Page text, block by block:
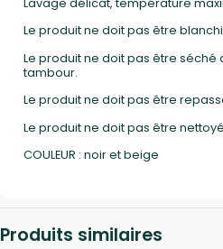
Lavage délicat, température
Le produit ne doit pas être
Le produit ne doit pas être séché
tambour.
Le produit ne doit pas être
Le produit ne doit pas être
COULEUR : noir et beige
Produits similaires